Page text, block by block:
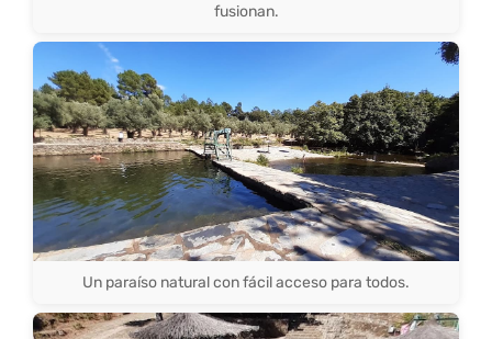
fusionan.
Un paraíso natural con fácil acceso para todos.